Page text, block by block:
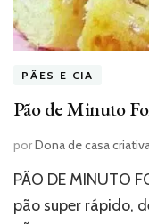
PÃES E CIA
Pão de Minuto
porDona de casa
PÃO DE MINUTO
pão super rápido,